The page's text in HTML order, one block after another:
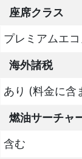
座席クラス
プレミアムエ
海外諸税
あり (料金に含
燃油サーチャ
含む